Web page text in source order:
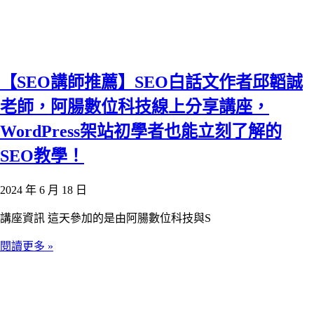
【SEO講師推薦】SEO白話文作者邱韜誠
老師，阿腸數位科技線上分享講座，
WordPress架站初學者也能立刻了解的
SEO教學！
2024 年 6 月 18 日
講座資訊 這天參加的是由阿腸數位科技與S
閱讀更多 »